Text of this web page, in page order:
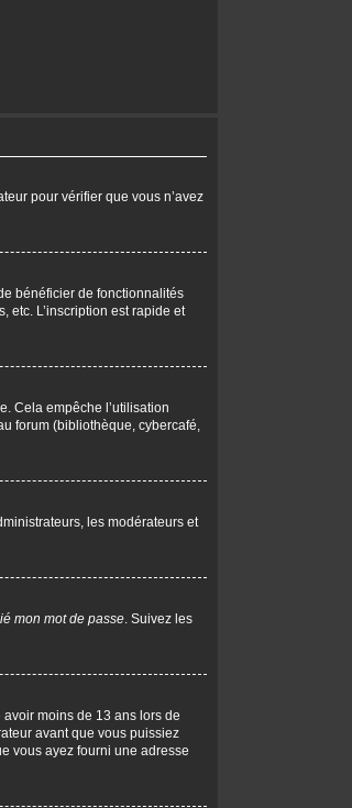
pour vérifier que vous n’avez
bénéficier de fonctionnalités
etc. L’inscription est rapide et
Cela empêche l’utilisation
forum (bibliothèque, cybercafé,
les modérateurs et
mon mot de passe. Suivez les
moins de 13 ans lors de
avant que vous puissiez
vous ayez fourni une adresse